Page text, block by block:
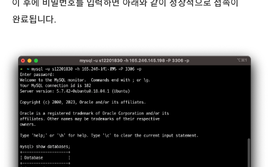
이 후에 비밀번호를 입력하면 아래와 같이 정상적으로 접속이
완료됩니다.